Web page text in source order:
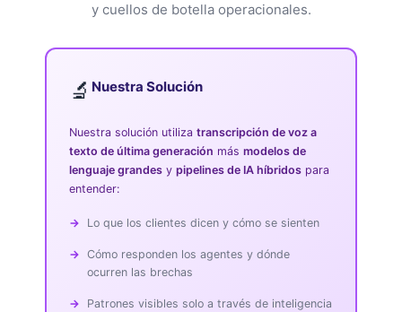
y cuellos de botella operacionales.
🔬 Nuestra Solución
Nuestra solución utiliza transcripción de voz a
texto de última generación más modelos de
lenguaje grandes y pipelines de IA híbridos para
entender:
Lo que los clientes dicen y cómo se sienten
Cómo responden los agentes y dónde
ocurren las brechas
Patrones visibles solo a través de inteligencia